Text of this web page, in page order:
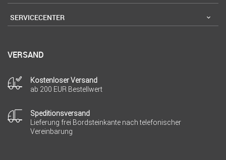
SERVICECENTER
VERSAND
Kostenloser Versand
ab 200 EUR Bestellwert
Speditionsversand
Lieferung frei Bordsteinkante nach telefonischer
Vereinbarung